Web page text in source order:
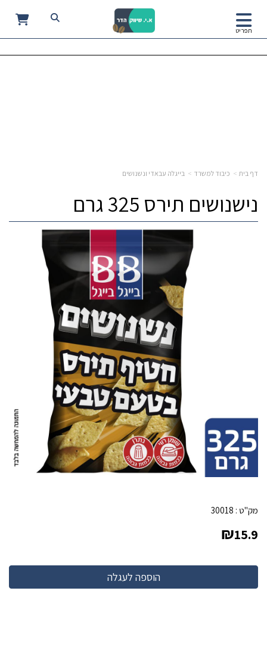
תפריט
דף בית כיבוד למשרד בייגלה עבאדי ונשנושים
נישנושים תירס 325 גרם
מק"ט : 30018
₪15.9